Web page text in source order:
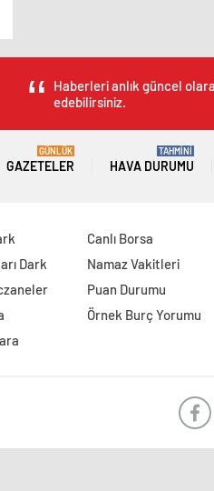
Haberleri anlık güncel
edebilirsiniz.
GAZETELER
GÜNLÜK
HAVA DURUMU
TAHMİNİ
Dark
Canlı Borsa
Namaz Vakitleri
Puan Durumu
Örnek Burç Yorumu